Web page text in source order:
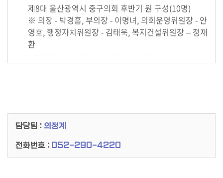
제8대 울산광역시 중구의회 후반기 원 구성(10명)
※ 의장 - 박경흠, 부의장 - 이명녀, 의회운영위원장 - 안
영호, 행정자치위원장 - 김태욱, 복지건설위원장 – 정재
환
담당팀 : 의정계
전화번호 : 052-290-4220